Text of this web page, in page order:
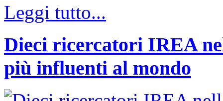
Leggi tutto...
Dieci ricercatori IREA
più influenti al mondo